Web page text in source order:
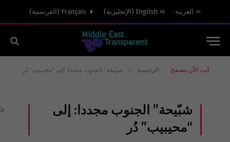
العربية English
( الإنجليزية)
Français
( الفرنسية)
أنت الآن تتصفح: الرئيسية » شبّيحة” الجنوب مجددا: إلى “محيبيب” دُر
شبّيحة” الجنوب مجددا: إلى
“محيبيب” دُر